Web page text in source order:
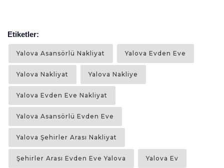
Etiketler: